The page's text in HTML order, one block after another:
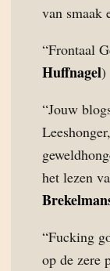
van smaak
“Frontaal
Huffnagel)
“Jouw
het lezen
“Fucking
op de zere